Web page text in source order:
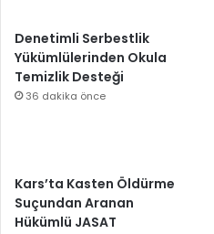
Denetimli Serbestlik
Yükümlülerinden Okula
Temizlik Desteği
36 dakika önce
Kars’ta Kasten Öldürme
Suçundan Aranan
Hükümlü JASAT